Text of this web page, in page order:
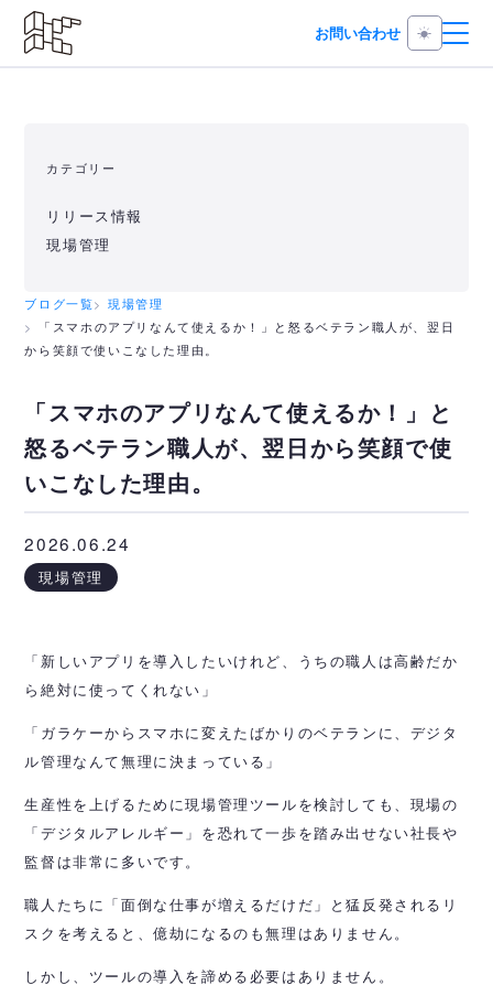
お問い合わせ
ブログ一覧
現場管理
「スマホのアプリなんて使えるか！」と怒るベテラン職人が、翌日
から笑顔で使いこなした理由。
「スマホのアプリなんて使えるか！」と
怒るベテラン職人が、翌日から笑顔で使
いこなした理由。
2026.06.24
現場管理
「新しいアプリを導入したいけれど、うちの職人は高齢だか
ら絶対に使ってくれない」
「ガラケーからスマホに変えたばかりのベテランに、デジタ
ル管理なんて無理に決まっている」
生産性を上げるために現場管理ツールを検討しても、現場の
「デジタルアレルギー」を恐れて一歩を踏み出せない社長や
監督は非常に多いです。
職人たちに「面倒な仕事が増えるだけだ」と猛反発されるリ
スクを考えると、億劫になるのも無理はありません。
しかし、ツールの導入を諦める必要はありません。
カテゴリー
リリース情報
現場管理